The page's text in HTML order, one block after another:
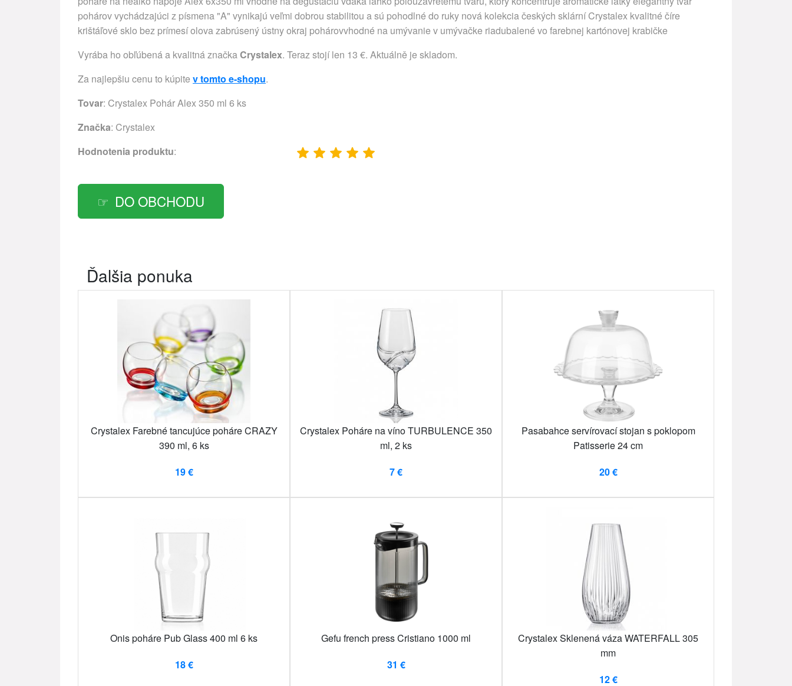
pohárov vychádzajúci z písmena "A" vynikajú veľmi dobrou stabilitou a sú pohodlné do ruky nová kolekcia českých sklární Crystalex kvalitné číre
krištáľové sklo bez prímesí olova zabrúsený ústny okraj pohárovvhodné na umývanie v umývačke riadubalené vo farebnej kartónovej krabičke
Vyrába ho obľúbená a kvalitná značkaCrystalex. Teraz stojí len 13 €. Aktuálně je skladom.
Za najlepšiu cenu to kúpite v tomto e-shopu.
Tovar: Crystalex Pohár Alex 350 ml 6 ks
Značka: Crystalex
Hodnotenia produktu:
DO OBCHODU
Ďalšia ponuka
Crystalex Farebné tancujúce poháre CRAZY
390 ml, 6 ks
19 €
Crystalex Poháre na víno TURBULENCE 350
ml, 2 ks
7 €
Pasabahce servírovací stojan s poklopom
Patisserie 24 cm
20 €
Onis poháre Pub Glass 400 ml 6 ks
18 €
Gefu french press Cristiano 1000 ml
31 €
Crystalex Sklenená váza WATERFALL 305
mm
12 €